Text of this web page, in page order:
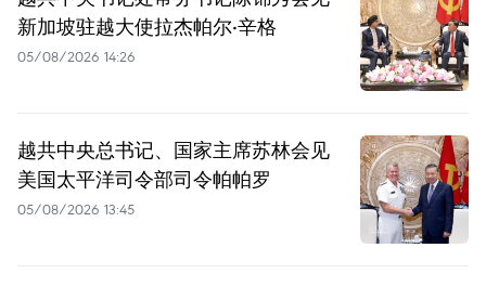
新加坡驻越大使拉杰帕尔·辛格
05/08/2026 14:26
越共中央总书记、国家主席苏林会见
美国太平洋司令部司令帕帕罗
05/08/2026 13:45